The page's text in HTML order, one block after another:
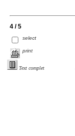
4 / 5
select
print
Text complet